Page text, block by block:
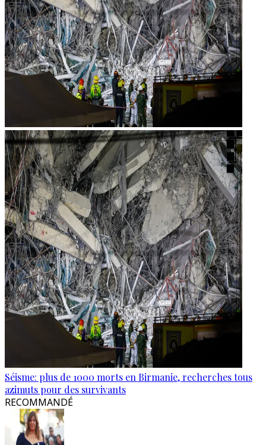
Séisme: plus de 1000 morts en Birmanie, recherches tous
azimuts pour des survivants
RECOMMANDÉ